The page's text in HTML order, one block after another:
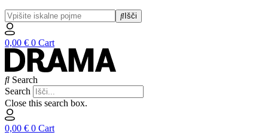
Išči
0,00 € 0 Cart
Search
Search
Close this search box.
0,00 € 0 Cart